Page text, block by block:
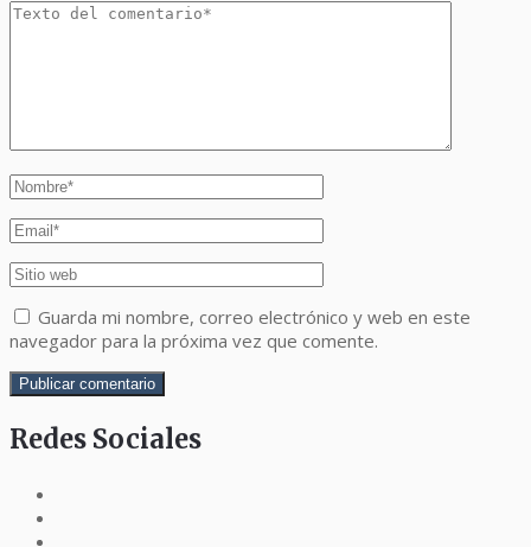
Guarda mi nombre, correo electrónico y web en este
navegador para la próxima vez que comente.
Redes Sociales